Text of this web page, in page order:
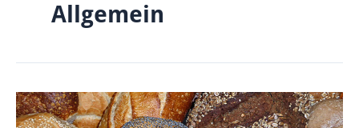
Allgemein
Für
die